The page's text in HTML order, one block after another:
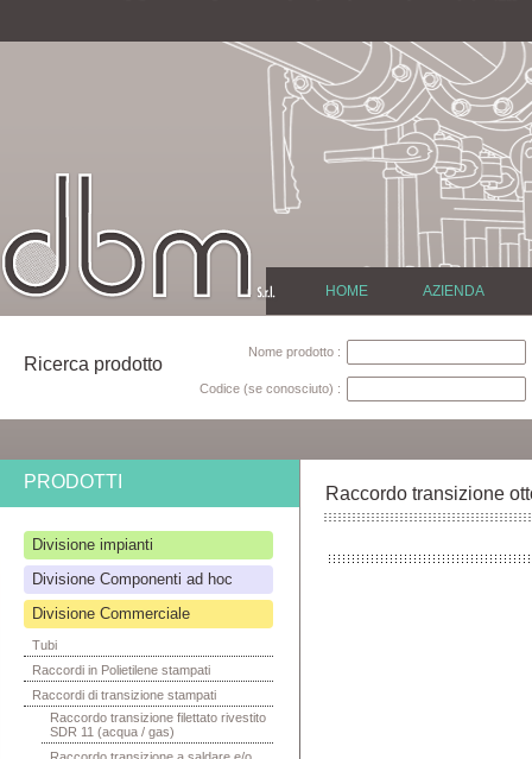
HOME AZIENDA
Ricerca prodotto
Nome prodotto :
Codice (se conosciuto) :
PRODOTTI
Divisione impianti
Divisione Componenti ad hoc
Divisione Commerciale
Tubi
Raccordi in Polietilene stampati
Raccordi di transizione stampati
Raccordo transizione filettato rivestito
SDR 11 (acqua / gas)
Raccordo transizione